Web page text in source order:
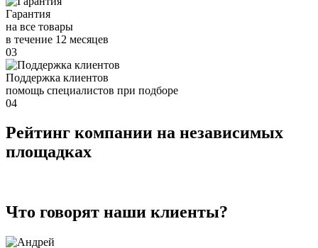
Гарантия
на все товары
в течение 12 месяцев
03
Поддержка клиентов
помощь специалистов при подборе
04
Рейтинг компании на независимых
площадках
Что говорят наши клиенты?